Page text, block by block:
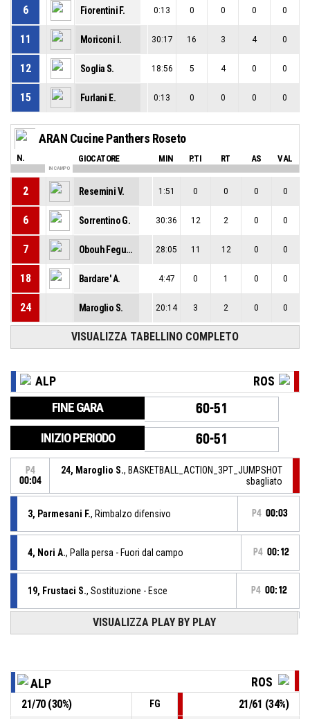
6 Fiorentini F. 0:13 0 0 0 0
11 Moriconi I. 30:17 16 3 4 0
12 Soglia S. 18:56 5 4 0 0
15 Furlani E. 0:13 0 0 0 0
ARAN Cucine Panthers Roseto
N. GIOCATORE MIN P.TI RT AS VAL
IN CAMPO
2 Resemini V. 1:51 0 0 0 0
6 Sorrentino G. 30:36 12 2 0 0
7 Obouh Fegue A. 28:05 11 12 0 0
18 Bardare' A. 4:47 0 1 0 0
24 Maroglio S. 20:14 3 2 0 0
VISUALIZZA TABELLINO COMPLETO
ALP ROS
FINE GARA 60-51
INIZIO PERIODO 60-51
P4
00:04
24, Maroglio S., BASKETBALL_ACTION_3PT_JUMPSHOT
sbagliato
3, Parmesani F., Rimbalzo difensivo P4 00:03
4, Nori A., Palla persa - Fuori dal campo P4 00:12
19, Frustaci S., Sostituzione - Esce P4 00:12
, Sostituzione - Entra
12, Soglia S., Sostituzione - Entra
6, Fiorentini F. , Sostituzione - Entra P4 00:12
VISUALIZZA PLAY BY PLAY
ALP ROS
21/70(30%) FG 21/61 (34%)